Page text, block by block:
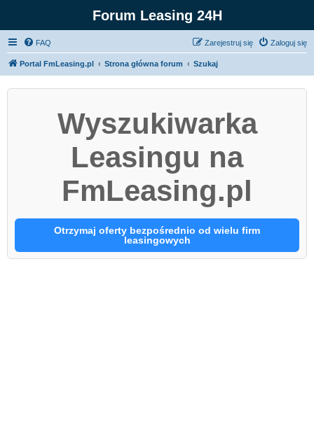
Forum Leasing 24H
FAQ Zaloguj się
Zarejestruj się
Portal FmLeasing.pl Strona główna forum Szukaj
Wyszukiwarka
Leasingu na
FmLeasing.pl
Otrzymaj oferty bezpośrednio od wielu firm
leasingowych